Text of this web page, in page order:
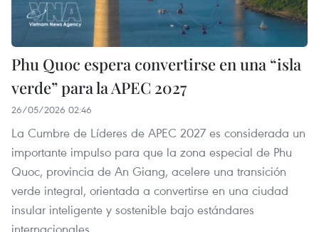
Phu Quoc espera convertirse en una “isla
verde” para la APEC 2027
26/05/2026 02:46
La Cumbre de Líderes de APEC 2027 es considerada un
importante impulso para que la zona especial de Phu
Quoc, provincia de An Giang, acelere una transición
verde integral, orientada a convertirse en una ciudad
insular inteligente y sostenible bajo estándares